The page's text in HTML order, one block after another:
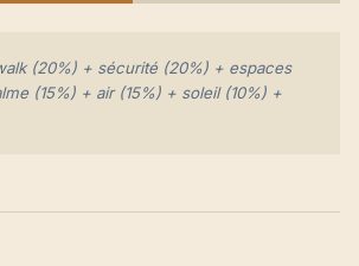
(20%) + sécurité (20%) + espaces
(15%) + air (15%) + soleil (10%) +